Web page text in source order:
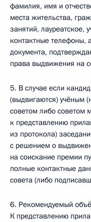
фамилия, имя и
места жительства,
занятий, лауреатское,
контактные телефоны,
документа,
права выдвижения на
5. В случае если
(выдвигаются) учёным
советом либо советом
к представлению
из протокола)
с решением о
на соискание премии
полные контактные
совета (либо
6. Рекомендуемый
К представлению